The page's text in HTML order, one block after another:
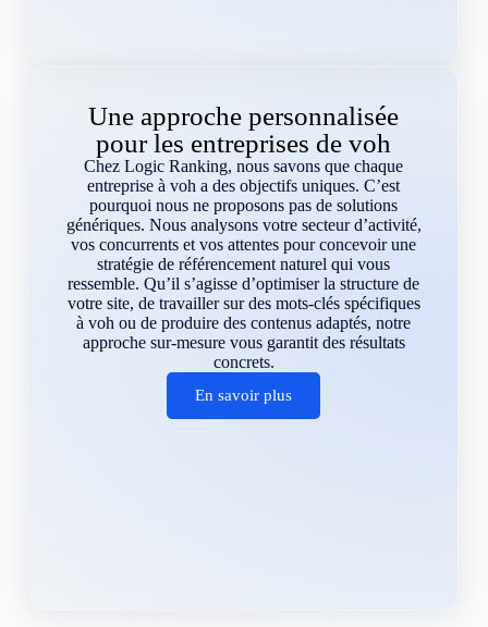
Une approche personnalisée
pour les entreprises de voh
Chez Logic Ranking, nous savons que chaque
entreprise à voh a des objectifs uniques. C’est
pourquoi nous ne proposons pas de solutions
génériques. Nous analysons votre secteur d’activité,
vos concurrents et vos attentes pour concevoir une
stratégie de référencement naturel qui vous
ressemble. Qu’il s’agisse d’optimiser la structure de
votre site, de travailler sur des mots-clés spécifiques
à voh ou de produire des contenus adaptés, notre
approche sur-mesure vous garantit des résultats
concrets.
En savoir plus